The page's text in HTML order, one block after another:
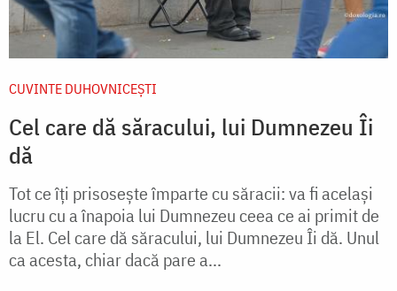
CUVINTE DUHOVNICEȘTI
Cel care dă săracului, lui Dumnezeu Îi
dă
Tot ce îți prisosește împarte cu săracii: va fi același
lucru cu a înapoia lui Dumnezeu ceea ce ai primit de
la El. Cel care dă săracului, lui Dumnezeu Îi dă. Unul
ca acesta, chiar dacă pare a...